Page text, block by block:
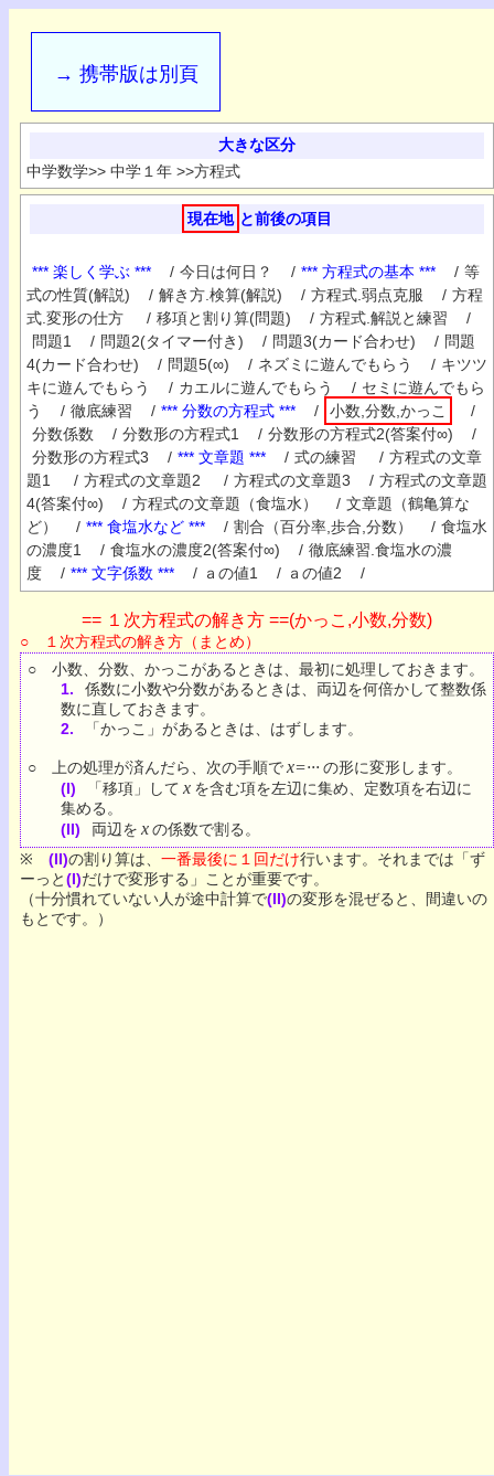
→ 携帯版は別頁
大きな区分
中学数学>> 中学１年 >>方程式
現在地 と前後の項目
*** 楽しく学ぶ *** / 今日は何日？ / *** 方程式の基本 *** / 等
式の性質(解説)
/ 解き方.検算(解説) / 方程式.弱点克服 / 方程
式.変形の仕方
/ 移項と割り算(問題) / 方程式.解説と練習
/
問題1
/ 問題2(タイマー付き) / 問題3(カード合わせ) / 問題
4(カード合わせ)
/ 問題5(∞) / ネズミに遊んでもらう / キツツ
キに遊んでもらう
/ カエルに遊んでもらう / セミに遊んでもら
う
/ 徹底練習 / *** 分数の方程式 *** / 小数,分数,かっこ
/
分数係数
/ 分数形の方程式1 / 分数形の方程式2(答案付∞)
/
分数形の方程式3
/ *** 文章題 *** / 式の練習 / 方程式の文章
題1
/ 方程式の文章題2 / 方程式の文章題3 / 方程式の文章題
4(答案付∞)
/ 方程式の文章題（食塩水） / 文章題（鶴亀算な
ど）
/ *** 食塩水など *** / 割合（百分率,歩合,分数） / 食塩水
の濃度1
/ 食塩水の濃度2(答案付∞) / 徹底練習.食塩水の濃
度
/ *** 文字係数 *** / ａの値1 / ａの値2 /
== １次方程式の解き方 ==(かっこ,小数,分数)
○ １次方程式の解き方（まとめ）
○ 小数、分数、かっこがあるときは、最初に処理しておきます。
1.
係数に小数や分数があるときは、両辺を何倍かして整数係
数に直しておきます。
2.
「かっこ」があるときは、はずします。
○ 上の処理が済んだら、次の手順でx=··· の形に変形します。
(I)
「移項」して x を含む項を左辺に集め、定数項を右辺に
集める。
(II)
両辺を xの係数で割る。
※ (II)の割り算は、 一番最後に１回だけ行います。それまでは「ず
ーっと(I)だけで変形する」ことが重要です。
（十分慣れていない人が途中計算で(II)の変形を混ぜると、間違いの
もとです。）